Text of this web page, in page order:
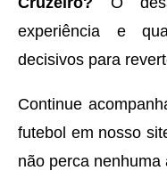
experiência e
decisivos para
Continue
futebol em nosso
não perca nenhuma